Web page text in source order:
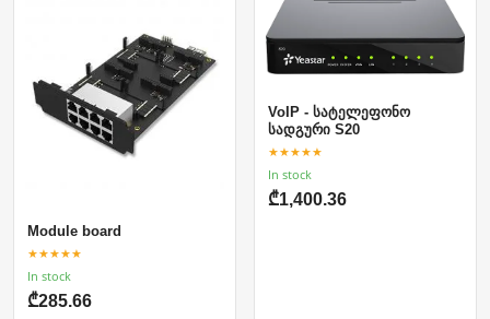
Module board
★★★★★
In stock
₾285.66
VoIP - სატელეფონო
სადგური S20
★★★★★
In stock
₾1,400.36